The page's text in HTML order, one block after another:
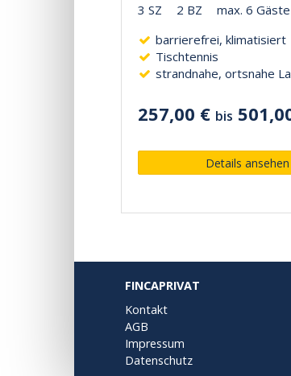
3 SZ
2 BZ max. 6 Gäste
barrierefrei, klimatisiert
Tischtennis
strandnahe, ortsnahe
257,00 € bis
Details ansehen
FINCAPRIVAT
Kontakt
AGB
Impressum
Datenschutz